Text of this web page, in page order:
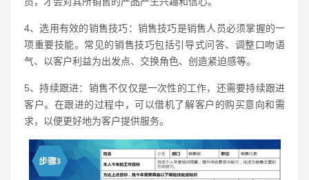
4、选用有效的销售技巧：销售技巧是销售人员必须掌握的一
项重要技能。常见的销售技巧包括引导式问答、调整口吻语
气、以客户利益为出发点、交换角色、创造紧迫感等。
5、持续跟进：销售不仅仅是一次性的工作，还需要持续跟进
客户。在跟进的过程中，可以借机了解客户的购买意向和需
求，以便更好地为客户提供服务。